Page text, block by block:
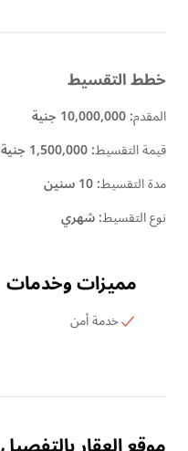
خطط التقسيط
المقدم:10,000,000 جنية
قيمة التقسيط:1,500,000 جنية
مدة التقسيط:10 سنين
نوع التقسيط:شهري
مميزات وخدمات
خدمة أمن